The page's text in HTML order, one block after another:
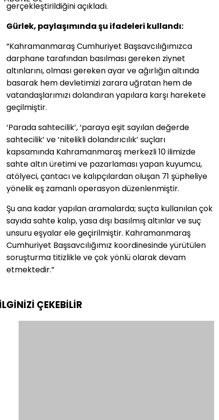
gerçekleştirildiğini açıkladı.
Gürlek, paylaşımında şu ifadeleri kullandı:
“Kahramanmaraş Cumhuriyet Başsavcılığımızca
darphane tarafından basılması gereken ziynet
altınlarını, olması gereken ayar ve ağırlığın altında
basarak hem devletimizi zarara uğratan hem de
vatandaşlarımızı dolandıran yapılara karşı harekete
geçilmiştir.
‘Parada sahtecilik’, ‘paraya eşit sayılan değerde
sahtecilik’ ve ‘nitelikli dolandırıcılık’ suçları
kapsamında Kahramanmaraş merkezli 10 ilimizde
sahte altın üretimi ve pazarlaması yapan kuyumcu,
atölyeci, çantacı ve kalıpçılardan oluşan 71 şüpheliye
yönelik eş zamanlı operasyon düzenlenmiştir.
Şu ana kadar yapılan aramalarda; suçta kullanılan çok
sayıda sahte kalıp, yasa dışı basılmış altınlar ve suç
unsuru eşyalar ele geçirilmiştir. Kahramanmaraş
Cumhuriyet Başsavcılığımız koordinesinde yürütülen
soruşturma titizlikle ve çok yönlü olarak devam
etmektedir.”
ÇEKEBİLİR